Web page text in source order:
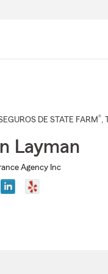
DE STATE FARM®,
Layman
Agency Inc